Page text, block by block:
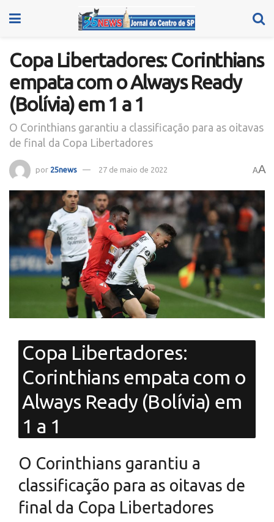
Copa Libertadores: Corinthians
empata com o Always Ready
(Bolívia) em 1 a 1
O Corinthians garantiu a classificação para as oitavas
de final da Copa Libertadores
por 25news 27 de maio de 2022 AA
Copa Libertadores:
Corinthians empata com o
Always Ready (Bolívia) em
1 a 1
O Corinthians garantiu a
classificação para as oitavas de
final da Copa Libertadores